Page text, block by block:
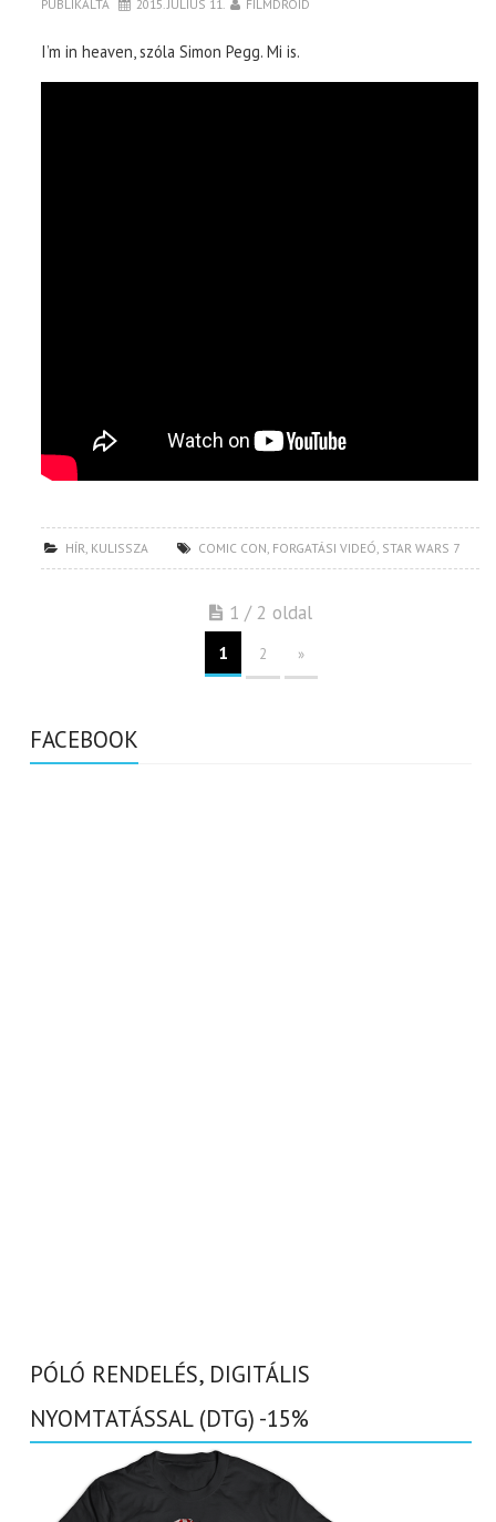
PUBLIKÁLTA 2015. JÚLIUS 11. FILMDROID
I’m in heaven, szóla Simon Pegg. Mi is.
HÍR, KULISSZA COMIC CON, FORGATÁSI VIDEÓ, STAR WARS 7
1 / 2 oldal
1 2 »
FACEBOOK
PÓLÓ RENDELÉS, DIGITÁLIS
NYOMTATÁSSAL (DTG) -15%